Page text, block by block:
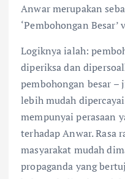
Anwar merupakan
‘Pembohongan Besar’
Logiknya ialah:
diperiksa dan
pembohongan besar
lebih mudah
mempunyai perasaan
terhadap Anwar. Rasa
masyarakat mudah
propaganda yang